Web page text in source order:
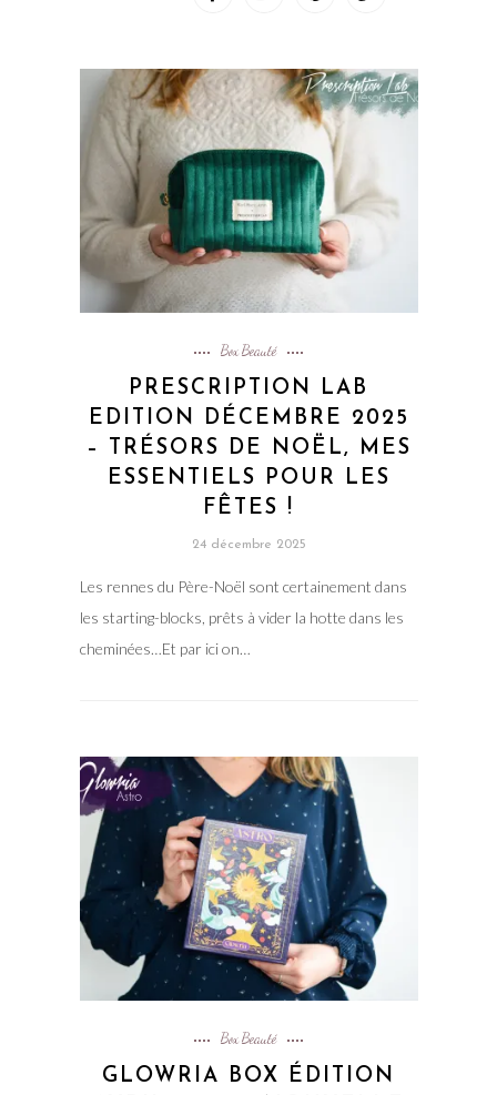
Box Beauté
PRESCRIPTION LAB
EDITION DÉCEMBRE 2025
– TRÉSORS DE NOËL, MES
ESSENTIELS POUR LES
FÊTES !
24 décembre 2025
Les rennes du Père-Noël sont certainement dans
les starting-blocks, prêts à vider la hotte dans les
cheminées…Et par ici on…
Box Beauté
GLOWRIA BOX ÉDITION